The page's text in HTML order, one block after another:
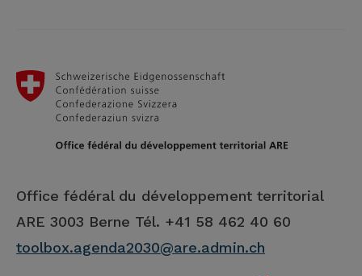
Office fédéral du développement territorial
ARE 3003 Berne Tél. +41 58 462 40 60
toolbox.agenda2030@are.admin.ch